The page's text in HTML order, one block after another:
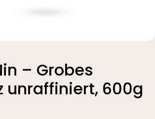
– Grobes
unraffiniert, 600g